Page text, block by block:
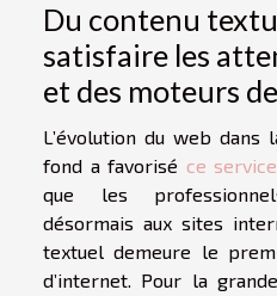
Du contenu
satisfaire les
et des moteurs
L’évolution du web
fond a favorisé ce service
que les
désormais aux sites
textuel demeure le
d’internet. Pour la